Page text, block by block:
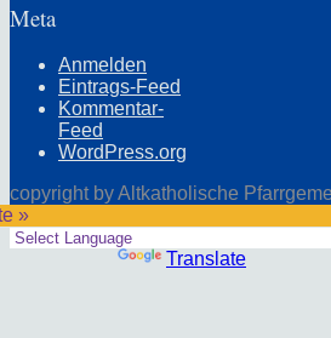
Meta
Anmelden
Eintrags-Feed
Kommentar-
Feed
WordPress.org
copyright by Altkatholische
»
Translate